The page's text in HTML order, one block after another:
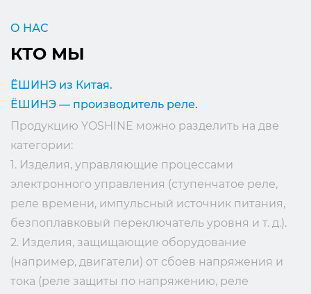
О НАС
КТО МЫ
ЁШИНЭ из Китая.
ЁШИНЭ — производитель реле.
Продукцию YOSHINE можно разделить на две
категории:
1. Изделия, управляющие процессами
электронного управления (ступенчатое реле,
реле времени, импульсный источник питания,
безпоплавковый переключатель уровня и т. д.).
2. Изделия, защищающие оборудование
(например, двигатели) от сбоев напряжения и
тока (реле защиты по напряжению, реле